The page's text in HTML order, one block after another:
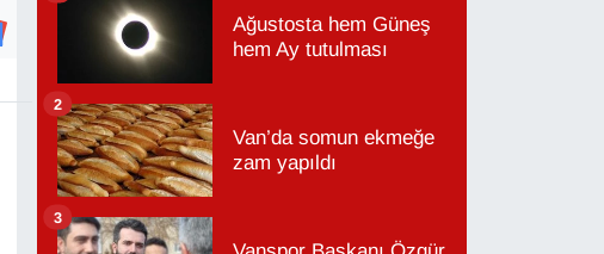
Ağustosta hem Güneş
hem Ay tutulması
Van’da somun ekmeğe
zam yapıldı
2
3